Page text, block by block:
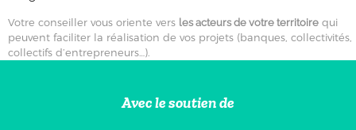
Votre conseiller vous oriente vers les acteurs de votre territoire qui
peuvent faciliter la réalisation de vos projets (banques, collectivités,
collectifs d’entrepreneurs…).
Avec le soutien de